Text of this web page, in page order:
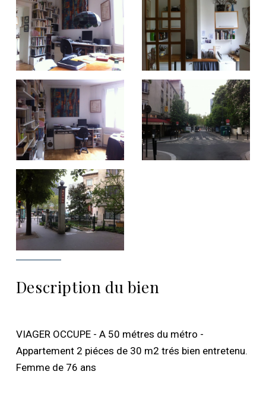
Description du bien
VIAGER OCCUPE - A 50 métres du métro -
Appartement 2 piéces de 30 m2 trés bien entretenu.
Femme de 76 ans